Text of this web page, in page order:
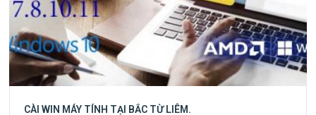
CÀI WIN MÁY TÍNH TẠI BẮC TỪ LIÊM.